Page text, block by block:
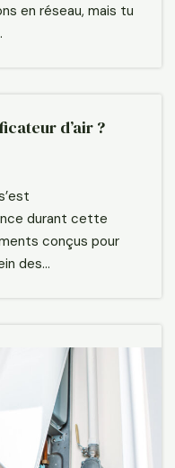
en réseau, mais tu
d’air ?
durant cette
conçus pour
des…